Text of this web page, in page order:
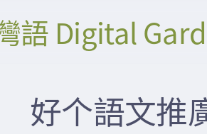
語 Digital
好个語文推